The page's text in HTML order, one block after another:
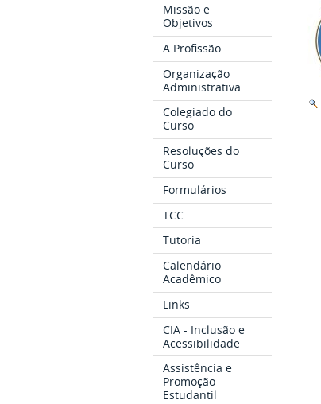
Missão e
Objetivos
A Profissão
Organização
Administrativa
Colegiado do
Curso
Resoluções do
Curso
Formulários
TCC
Tutoria
Calendário
Acadêmico
Links
CIA - Inclusão e
Acessibilidade
Assistência e
Promoção
Estudantil